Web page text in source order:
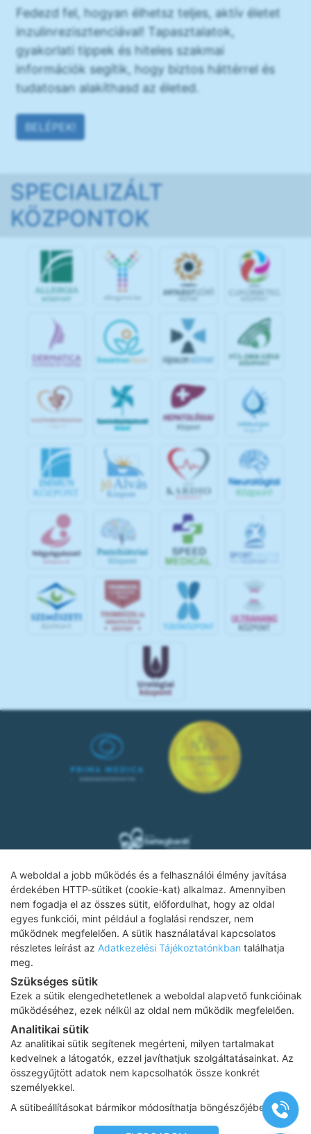
A weboldal a jobb működés és a felhasználói élmény javítása
érdekében HTTP-sütiket (cookie-kat) alkalmaz. Amennyiben
nem fogadja el az összes sütit, előfordulhat, hogy az oldal
egyes funkciói, mint például a foglalási rendszer, nem
működnek megfelelően. A sütik használatával kapcsolatos
részletes leírást az Adatkezelési Tájékoztatónkban találhatja
meg.
Szükséges sütik
Ezek a sütik elengedhetetlenek a weboldal alapvető funkcióinak
működéséhez, ezek nélkül az oldal nem működik megfelelően.
Analitikai sütik
Az analitikai sütik segítenek megérteni, milyen tartalmakat
kedvelnek a látogatók, ezzel javíthatjuk szolgáltatásainkat. Az
összegyűjtött adatok nem kapcsolhatók össze konkrét
személyekkel.
A sütibeállításokat bármikor módosíthatja böngészőjében.
Fedezd fel, hogyan élhetsz teljes, aktív életet
inzulinrezisztenciával! Tapasztalatok,
gyakorlati tippek és hiteles szakmai
információk segítik, hogy biztos háttérrel és
tudatosan alakíthasd az életed.
BELÉPEK!
SPECIALIZÁLT
KÖZPONTOK
IMMUN
KÖZPONT
jó Alvás
Központ
SPOR
Adatkezelési tájékoztató
Impresszum
Adatvédelmi tájékoztató
Karrier
Az oldalon feltüntetett árak az ÁFÁ-t tartalmazzák!
A képek a Shutterstock.com és a Canva.com licence alapján
kerültek felhasználásra.
Copyright 2026 © Prima Medica Egészségközpontok . Minden jog
Designed by www.free-dimension.hu , Programed by Appon &